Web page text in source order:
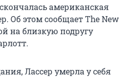
американская
Об этом сообщает The New
на близкую подругу
Лассер умерла у себя